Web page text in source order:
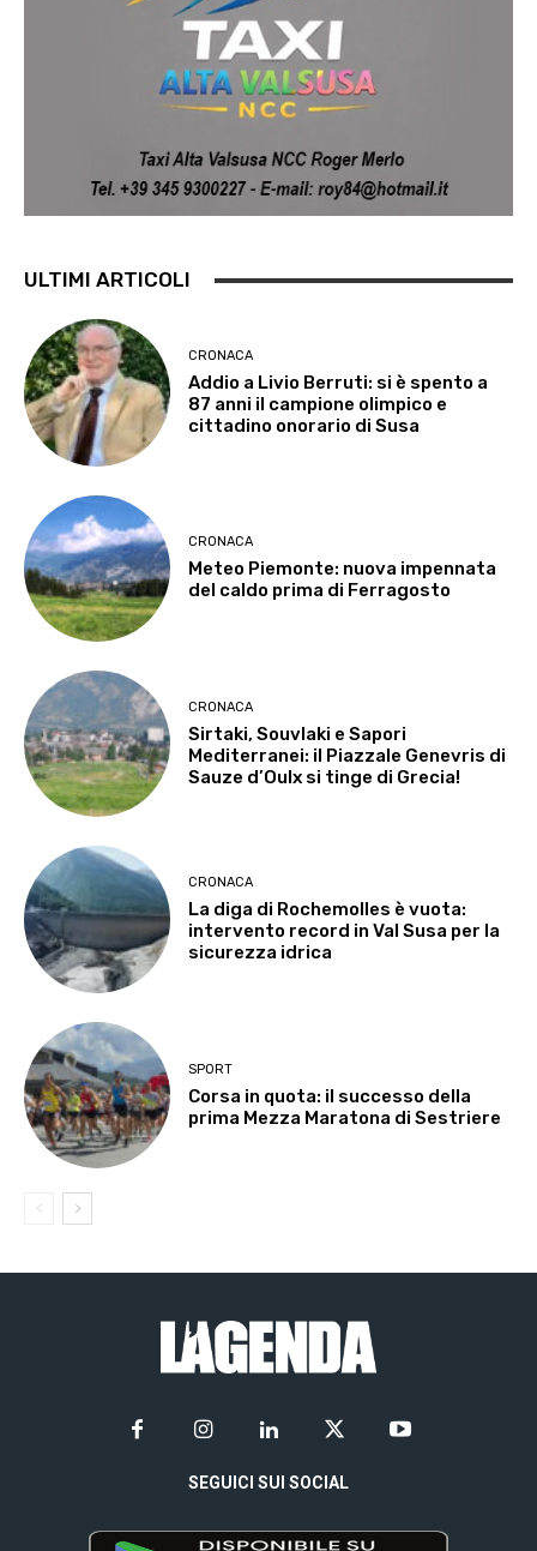
ULTIMI ARTICOLI
CRONACA
Addio a Livio Berruti: si è spento a
87 anni il campione olimpico e
cittadino onorario di Susa
CRONACA
Meteo Piemonte: nuova impennata
del caldo prima di Ferragosto
CRONACA
Sirtaki, Souvlaki e Sapori
Mediterranei: il Piazzale Genevris di
Sauze d’Oulx si tinge di Grecia!
CRONACA
La diga di Rochemolles è vuota:
intervento record in Val Susa per la
sicurezza idrica
SPORT
Corsa in quota: il successo della
prima Mezza Maratona di Sestriere
SEGUICI SUI SOCIAL